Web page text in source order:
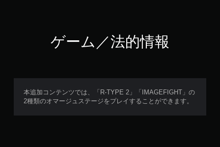
ゲーム／法的情報
本追加コンテンツでは、「R-TYPE 2」「IMAGEFIGHT」の
2種類のオマージュステージをプレイすることができます。